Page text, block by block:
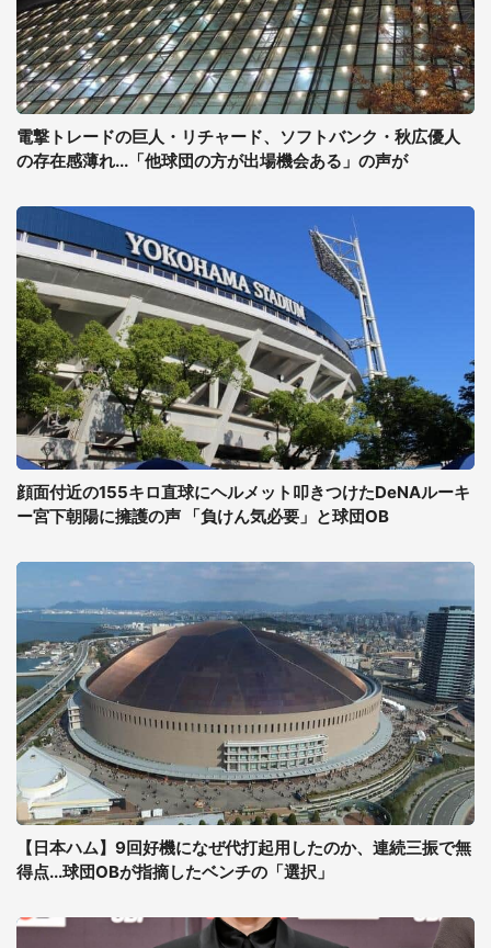
電撃トレードの巨人・リチャード、ソフトバンク・秋広優人
の存在感薄れ...「他球団の方が出場機会ある」の声が
顔面付近の155キロ直球にヘルメット叩きつけたDeNAルーキ
ー宮下朝陽に擁護の声 「負けん気必要」と球団OB
【日本ハム】9回好機になぜ代打起用したのか、連続三振で無
得点...球団OBが指摘したベンチの「選択」